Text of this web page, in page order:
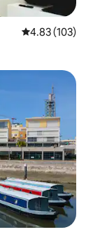
Calificación
4.83 (103)